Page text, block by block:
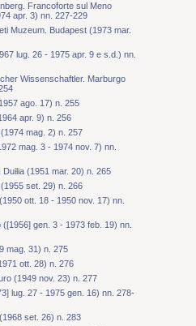
Francoforte sul Meno
apr. 3) nn. 227-229
Muzeum. Budapest (1973 mar.
lug. 26 - 1975 apr. 9 e s.d.) nn.
Wissenschaftler. Marburgo
ago. 17) n. 255
apr. 9) n. 256
mag. 2) n. 257
mag. 3 - 1974 nov. 7) nn.
Duilia (1951 mar. 20) n. 265
set. 29) n. 266
ott. 18 - 1950 nov. 17) nn.
gen. 3 - 1973 feb. 19) nn.
mag. 31) n. 275
ott. 28) n. 276
(1949 nov. 23) n. 277
lug. 27 - 1975 gen. 16) nn. 278-
set. 26) n. 283